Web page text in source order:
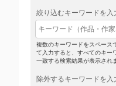
絞り込むキーワードを入
複数のキーワードをスペース
て入力すると、すべてのキー
一致する検索結果が表示され
除外するキーワードを入